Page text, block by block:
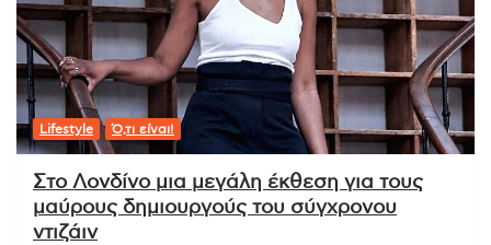
Lifestyle Ό,τι είναι!
Στο Λονδίνο μια μεγάλη έκθεση για τους
μαύρους δημιουργούς του σύγχρονου
ντιζάιν